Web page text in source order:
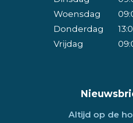
Woensdag
Donderdag
Vrijdag
Altijd op de